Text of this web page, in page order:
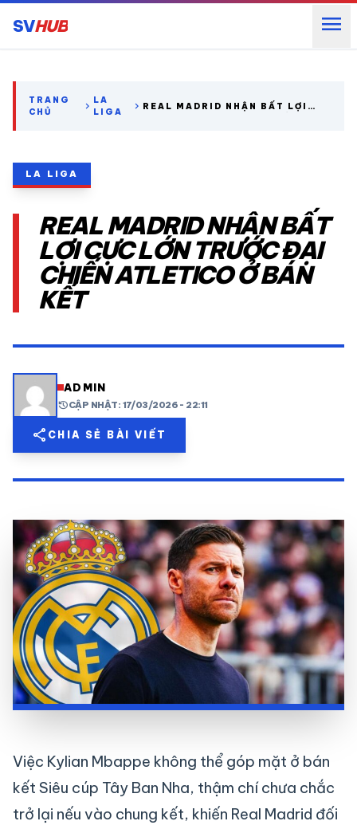
SVHUB menu
THỂ THAO TRONG NƯỚC
THỂ THAO expand_more
VIDEO
share mail
TRANG
CHỦ
chevron_right LA
LIGA
chevron_right REAL MADRID NHẬN BẤT LỢI
LA LIGA
REAL MADRID NHẬN BẤT
LỢI CỰC LỚN TRƯỚC ĐẠI
CHIẾN ATLETICO Ở BÁN
KẾT
ADMIN
historyCẬP NHẬT: 17/03/2026 - 22:11
share CHIA SẺ BÀI VIẾT
Việc Kylian Mbappe không thể góp mặt ở bán
kết Siêu cúp Tây Ban Nha, thậm chí chưa chắc
trở lại nếu vào chung kết, khiến Real Madrid đối